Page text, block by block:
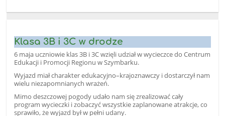
Klasa 3B i 3C w drodze
6 maja uczniowie klas 3B i 3C wzięli udział w wycieczce do Centrum
Edukacji i Promocji Regionu w Szymbarku.
Wyjazd miał charakter edukacyjno–krajoznawczy i dostarczył nam
wielu niezapomnianych wrażeń.
Mimo deszczowej pogody udało nam się zrealizować cały
program wycieczki i zobaczyć wszystkie zaplanowane atrakcje, co
sprawiło, że wyjazd był w pełni udany.